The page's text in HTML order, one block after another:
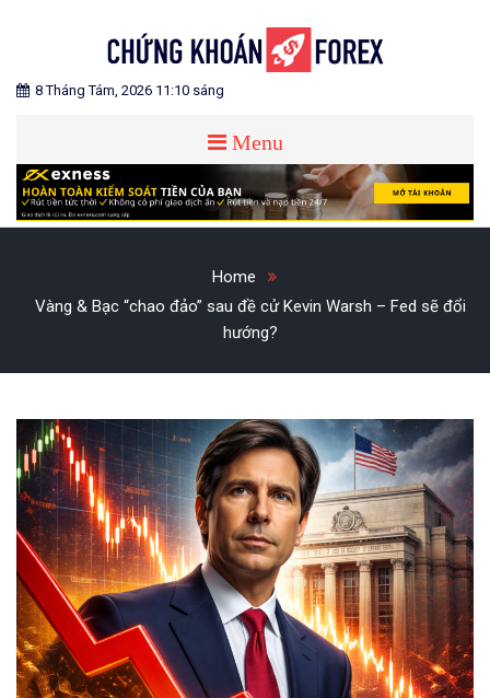
CHỨNG KHOÁN FOREX
Blog chia sẻ về Chứng Khoán và Forex
8 Tháng Tám, 2026 11:10 sáng
Menu
Home
Vàng & Bạc “chao đảo” sau đề cử Kevin Warsh – Fed sẽ đổi
hướng?